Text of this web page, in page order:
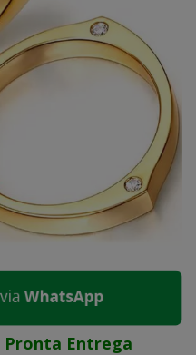
Pronta Entrega